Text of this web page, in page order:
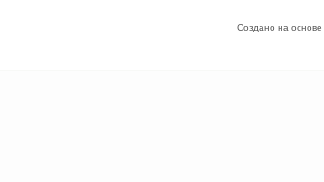
Создано на основе